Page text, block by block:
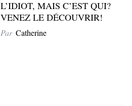
L’IDIOT, MAIS C’EST QUI?
VENEZ LE DÉCOUVRIR!
Par Catherine